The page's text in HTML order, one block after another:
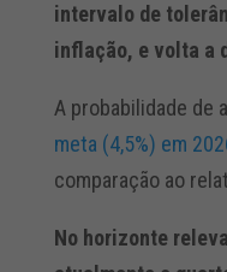
intervalo de
inflação, e volta a
A probabilidade de a
meta (4,5%) em
comparação ao
No horizonte